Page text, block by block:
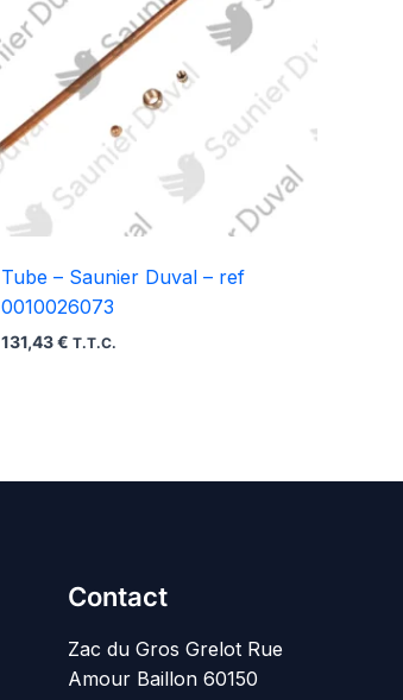
Tube – Saunier Duval – ref
0010026073
131,43€ T.T.C.
Contact
Zac du Gros Grelot Rue
Amour Baillon 60150